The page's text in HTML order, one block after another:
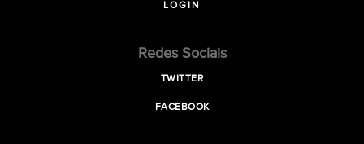
LOGIN
Redes Sociais
TWITTER
FACEBOOK